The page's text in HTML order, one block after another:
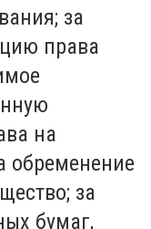
за
права
на
обременение
за
бумаг,